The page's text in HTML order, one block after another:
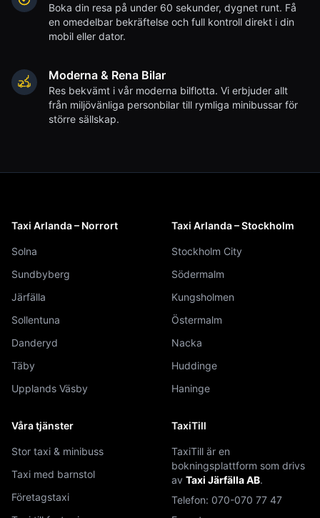
Boka din resa på under 60 sekunder, dygnet runt. Få
en omedelbar bekräftelse och full kontroll direkt i din
mobil eller dator.
Moderna & Rena Bilar
Res bekvämt i vår moderna bilflotta. Vi erbjuder allt
från miljövänliga personbilar till rymliga minibussar för
större sällskap.
Taxi Arlanda – Norrort
Solna
Sundbyberg
Järfälla
Sollentuna
Danderyd
Täby
Upplands Väsby
Taxi Arlanda – Stockholm
Stockholm City
Södermalm
Kungsholmen
Östermalm
Nacka
Huddinge
Haninge
Våra tjänster
Stor taxi & minibuss
Taxi med barnstol
Företagstaxi
TaxiTill
TaxiTill är en
bokningsplattform som drivs
av Taxi Järfälla AB.
Telefon: 070-070 77 47